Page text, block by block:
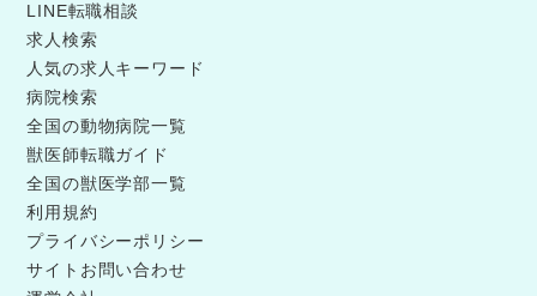
LINE転職相談
求人検索
人気の求人キーワード
病院検索
全国の動物病院一覧
獣医師転職ガイド
全国の獣医学部一覧
利用規約
プライバシーポリシー
サイトお問い合わせ